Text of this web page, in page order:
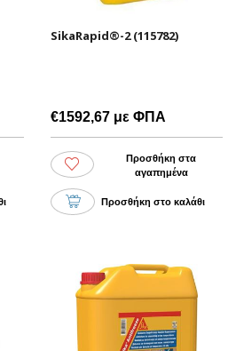
SikaRapid®-2 (115782)
€1592,67 με ΦΠΑ
Προσθήκη στα
αγαπημένα
Προσθήκη στο καλάθι